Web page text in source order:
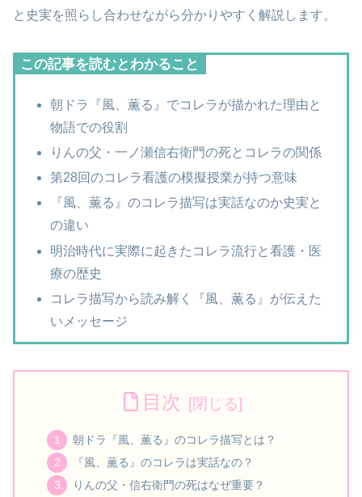
と史実を照らし合わせながら分かりやすく解説します。
この記事を読むとわかること
朝ドラ『風、薫る』でコレラが描かれた理由と
物語での役割
りんの父・一ノ瀬信右衛門の死とコレラの関係
第28回のコレラ看護の模擬授業が持つ意味
『風、薫る』のコレラ描写は実話なのか史実と
の違い
明治時代に実際に起きたコレラ流行と看護・医
療の歴史
コレラ描写から読み解く『風、薫る』が伝えた
いメッセージ
目次
朝ドラ『風、薫る』のコレラ描写とは？
『風、薫る』のコレラは実話なの？
りんの父・信右衛門の死はなぜ重要？